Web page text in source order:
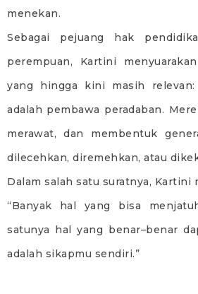
menekan.
Sebagai pejuang hak
perempuan, Kartini
yang hingga kini masih
adalah pembawa peradaban.
merawat, dan membentuk
dilecehkan, diremehkan, atau
Dalam salah satu suratnya, Kartini
“Banyak hal yang bisa
satunya hal yang benar–benar
adalah sikapmu sendiri.”